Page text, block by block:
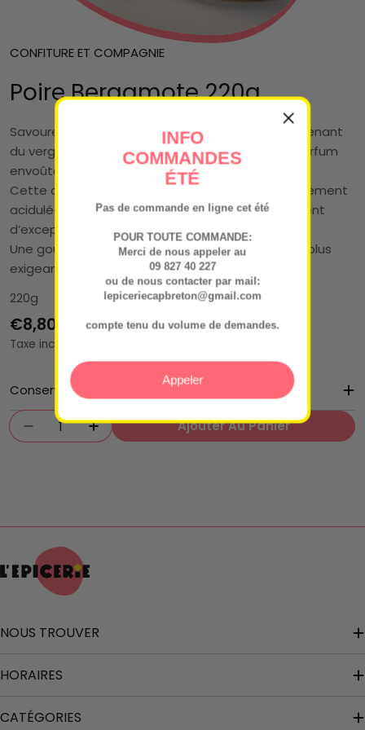
CONFITURE ET COMPAGNIE
Poire Bergamote 220g
Savourez l’alliance raffinée de poires mûres, provenant
du verger Martine des Hauts-de-France, et du parfum
envoûtant de la bergamote.
Cette confiture délicate, à la fois douce et légèrement
acidulée, transforme chaque tartine en un moment
d’exception et sublime vos desserts.
Une gourmandise subtile qui séduit les palais les plus
exigeants.
220g
Prix
€8,80
Taxe incluse.
Conservation
Quantité
Diminuer La Quantité Pour Poire Bergamote
Augmenter La Quantité Pour Poire
Ajouter Au Panier
NOUS TROUVER
HORAIRES
CATÉGORIES
INFO
COMMANDES
ÉTÉ
Pas de commande en ligne cet été
POUR TOUTE COMMANDE:
Merci de nous appeler au
09 827 40 227
ou de nous contacter par mail:
lepiceriecapbreton@gmail.com
compte tenu du volume de demandes.
Appeler